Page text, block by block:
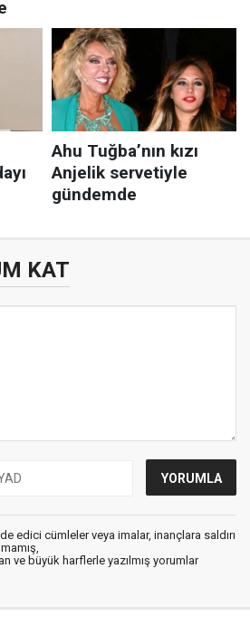
KAT
edici cümleler veya imalar, inançlara saldırı
ve büyük harflerle yazılmış yorumlar